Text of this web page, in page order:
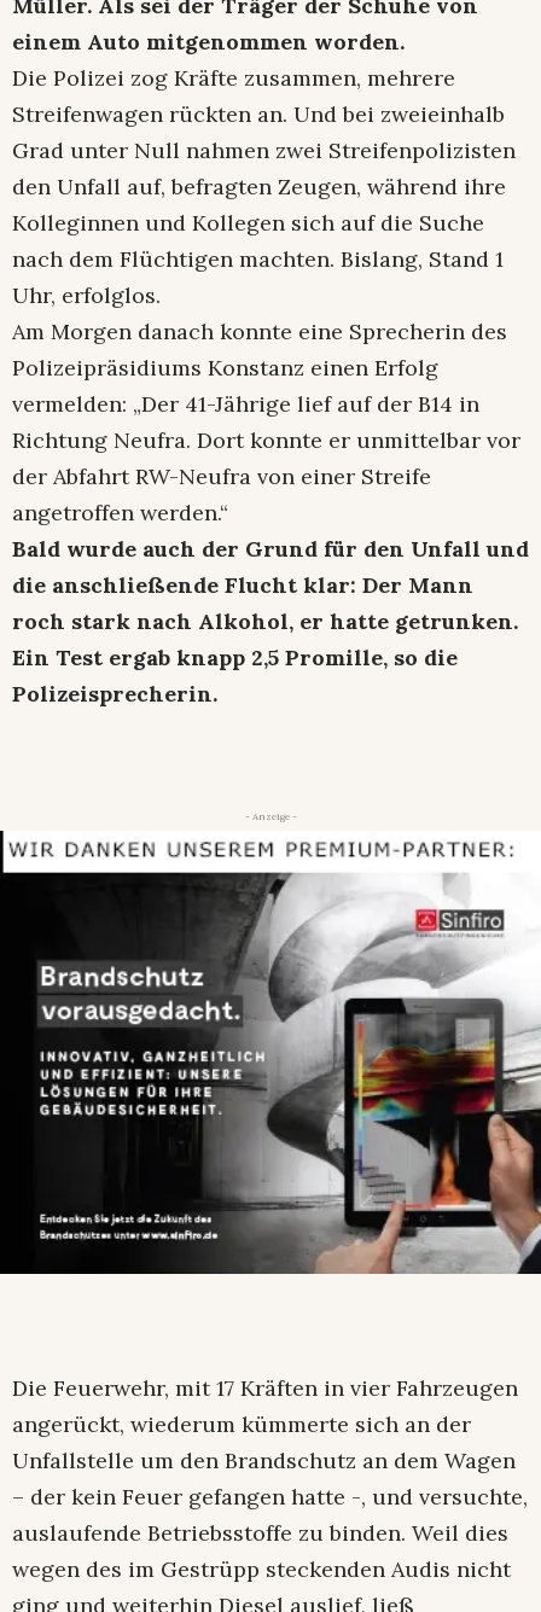
einem Auto mitgenommen worden.
Die Polizei zog Kräfte zusammen, mehrere
Streifenwagen rückten an. Und bei zweieinhalb
Grad unter Null nahmen zwei Streifenpolizisten
den Unfall auf, befragten Zeugen, während ihre
Kolleginnen und Kollegen sich auf die Suche
nach dem Flüchtigen machten. Bislang, Stand 1
Uhr, erfolglos.
Am Morgen danach konnte eine Sprecherin des
Polizeipräsidiums Konstanz einen Erfolg
vermelden: „Der 41-Jährige lief auf der B14 in
Richtung Neufra. Dort konnte er unmittelbar vor
der Abfahrt RW-Neufra von einer Streife
angetroffen werden.“
Bald wurde auch der Grund für den Unfall und
die anschließende Flucht klar: Der Mann
roch stark nach Alkohol, er hatte getrunken.
Ein Test ergab knapp 2,5 Promille, so die
Polizeisprecherin.
- Anzeige -
Die Feuerwehr, mit 17 Kräften in vier Fahrzeugen
angerückt, wiederum kümmerte sich an der
Unfallstelle um den Brandschutz an dem Wagen
– der kein Feuer gefangen hatte -, und versuchte,
auslaufende Betriebsstoffe zu binden. Weil dies
wegen des im Gestrüpp steckenden Audis nicht
ging und weiterhin Diesel auslief, ließ